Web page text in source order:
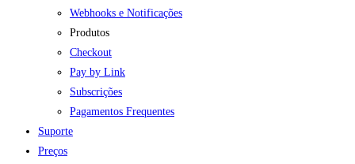
Webhooks e Notificações
Produtos
Checkout
Pay by Link
Subscrições
Pagamentos Frequentes
Suporte
Preços